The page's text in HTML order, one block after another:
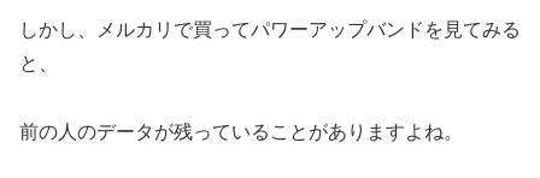
しかし、メルカリで買ってパワーアップバンドを見てみる
と、
前の人のデータが残っていることがありますよね。